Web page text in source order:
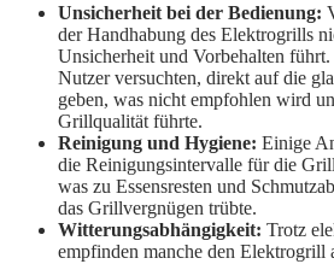
Unsicherheit bei der Bedienung:
der Handhabung des Elektrogrills
Unsicherheit und Vorbehalten
Nutzer versuchten, direkt auf die
geben, was nicht empfohlen wird
Grillqualität führte.
Reinigung und Hygiene: Einige
die Reinigungsintervalle für die
was zu Essensresten und
das Grillvergnügen trübte.
Witterungsabhängigkeit: Trotz
empfinden manche den Elektrogrill